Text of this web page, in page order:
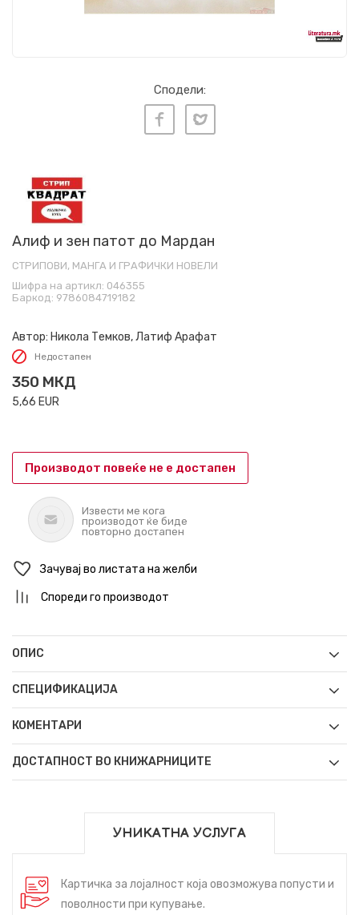
Сподели:
Алиф и зен патот до Мардан
СТРИПОВИ, МАНГА И ГРАФИЧКИ НОВЕЛИ
Шифра на артикл: 046355
Баркод: 9786084719182
Автор: Никола Темков, Латиф Арафат
Недостапен
350 МКД
5,66 EUR
Производот повеќе не е достапен
Извести ме кога
производот ќе биде
повторно достапен
Зачувај во листата на желби
Спореди го производот
ОПИС
СПЕЦИФИКАЦИЈА
КОМЕНТАРИ
ДОСТАПНОСТ ВО КНИЖАРНИЦИТЕ
УНИКАТНА УСЛУГА
Картичка за лојалност која овозможува попусти и
поволности при купување.